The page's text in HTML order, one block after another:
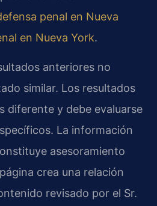
penal en Nueva
en Nueva York.
anteriores no
similar. Los resultados
diferente y debe evaluarse
La información
asesoramiento
crea una relación
revisado por el Sr.